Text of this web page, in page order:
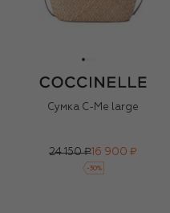
Сумка C-Me large
24 150 ₽ 16 900 ₽
-30%